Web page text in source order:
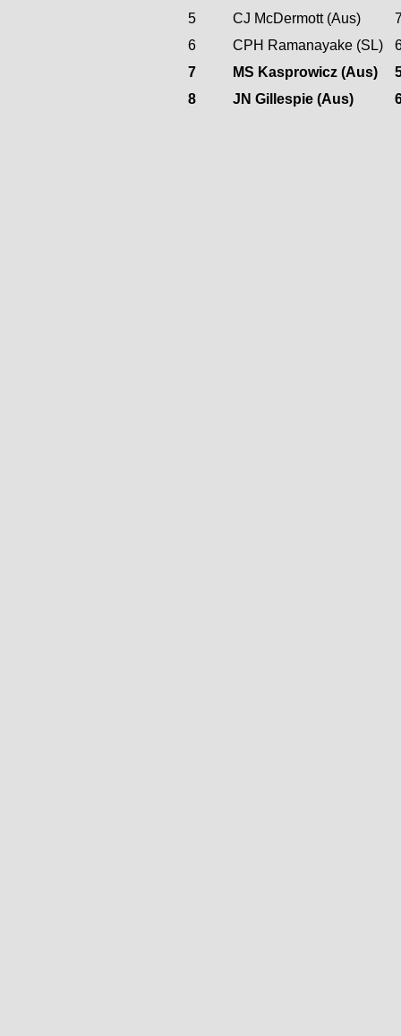
5 CJ McDermott (Aus)
6
CPH Ramanayake (SL)
7
MS Kasprowicz (Aus)
8
JN Gillespie (Aus)